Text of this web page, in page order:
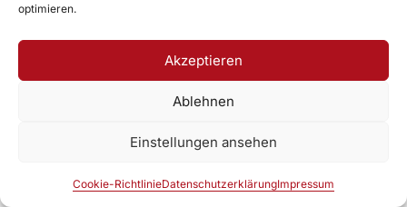
optimieren.
Akzeptieren
Ablehnen
Einstellungen ansehen
Cookie-RichtlinieDatenschutzerklärungImpressum
Zur DAV Webseite